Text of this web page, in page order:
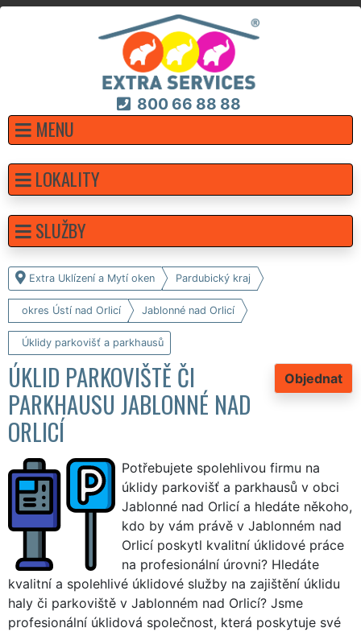
800 66 88 88
MENU
Extra Uklízení a Mytí oken Pardubický kraj
okres Ústí nad Orlicí Jablonné nad Orlicí
Úklidy parkovišť a parkhausů
Objednat
ÚKLID PARKOVIŠTĚ ČI
PARKHAUSU JABLONNÉ NAD
ORLICÍ
Potřebujete spolehlivou firmu na
úklidy parkovišť a parkhausů v obci
Jablonné nad Orlicí a hledáte někoho,
kdo by vám právě v Jablonném nad
Orlicí poskytl kvalitní úklidové práce
na profesionální úrovni? Hledáte
kvalitní a spolehlivé úklidové služby na zajištění úklidu
haly či parkoviště v Jablonném nad Orlicí? Jsme
profesionální úklidová společnost, která poskytuje své
LOKALITY
SLUŽBY